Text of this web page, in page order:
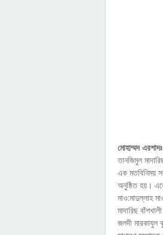
মোহাম্মদ এরশাদঃ
তানজিমুল
এক মতবিনিময়
অনুষ্ঠিত হয়।
মাও:মাদুল্লাহ
মাদারিছ
জলদী মারকাযুল